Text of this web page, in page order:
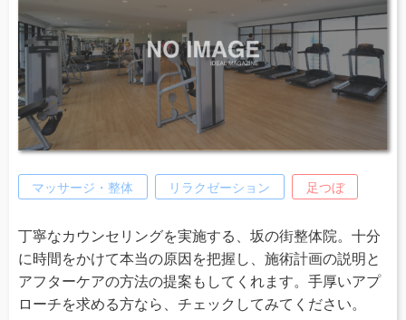
マッサージ・整体 リラクゼーション 足つぼ
丁寧なカウンセリングを実施する、坂の街整体院。十分
に時間をかけて本当の原因を把握し、施術計画の説明と
アフターケアの方法の提案もしてくれます。手厚いアプ
ローチを求める方なら、チェックしてみてください。